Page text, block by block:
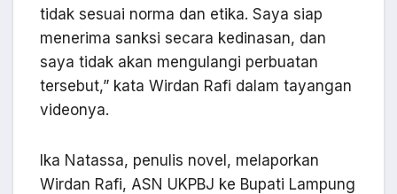
tidak sesuai norma dan etika. Saya siap
menerima sanksi secara kedinasan, dan
saya tidak akan mengulangi perbuatan
tersebut,” kata Wirdan Rafi dalam tayangan
videonya.
Ika Natassa, penulis novel, melaporkan
Wirdan Rafi, ASN UKPBJ ke Bupati Lampung